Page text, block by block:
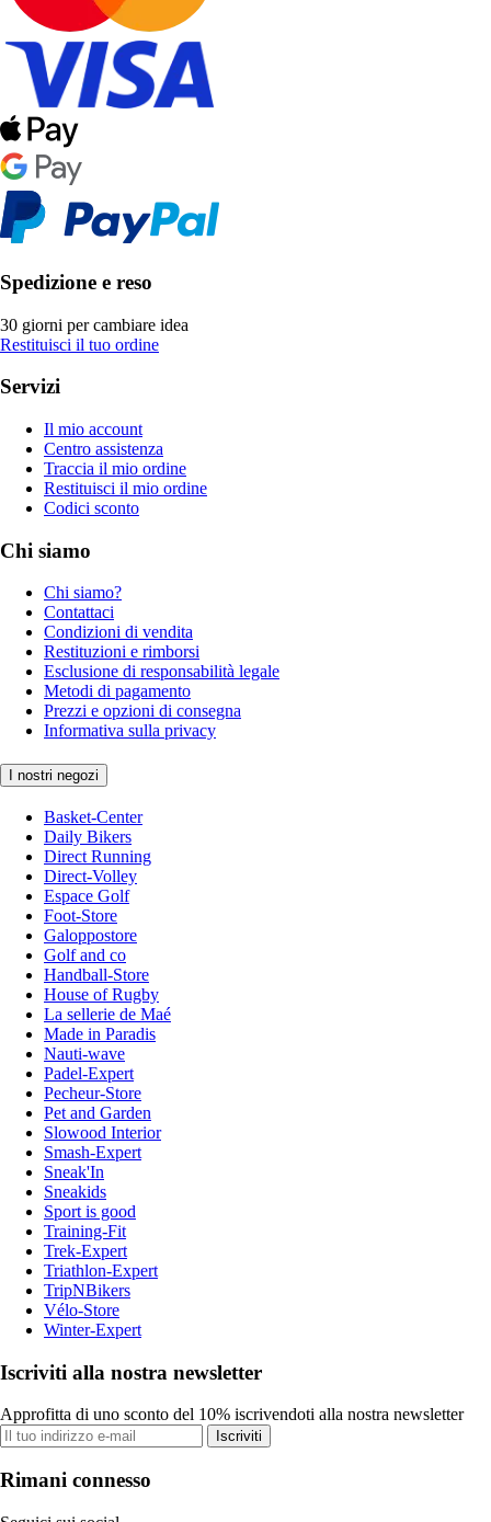
Spedizione e reso
30 giorni per cambiare idea
Restituisci il tuo ordine
Servizi
Il mio account
Centro assistenza
Traccia il mio ordine
Restituisci il mio ordine
Codici sconto
Chi siamo
Chi siamo?
Contattaci
Condizioni di vendita
Restituzioni e rimborsi
Esclusione di responsabilità legale
Metodi di pagamento
Prezzi e opzioni di consegna
Informativa sulla privacy
I nostri negozi
Basket-Center
Daily Bikers
Direct Running
Direct-Volley
Espace Golf
Foot-Store
Galoppostore
Golf and co
Handball-Store
House of Rugby
La sellerie de Maé
Made in Paradis
Nauti-wave
Padel-Expert
Pecheur-Store
Pet and Garden
Slowood Interior
Smash-Expert
Sneak'In
Sneakids
Sport is good
Training-Fit
Trek-Expert
Triathlon-Expert
TripNBikers
Vélo-Store
Winter-Expert
Iscriviti alla nostra newsletter
Approfitta di uno sconto del 10% iscrivendoti alla nostra newsletter
Iscriviti
Rimani connesso